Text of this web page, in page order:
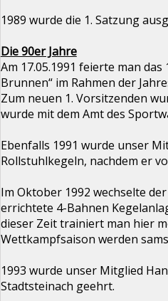
1989 wurde die 1. Satzung
Die 90er Jahre
Am 17.05.1991 feierte man
Brunnen“ im Rahmen der
Zum neuen 1. Vorsitzenden
wurde mit dem Amt des
Ebenfalls 1991 wurde unser
Rollstuhlkegeln, nachdem er
Im Oktober 1992 wechselte
errichtete 4-Bahnen
dieser Zeit trainiert man hier
Wettkampfsaison werden
1993 wurde unser Mitglied
Stadtsteinach geehrt.